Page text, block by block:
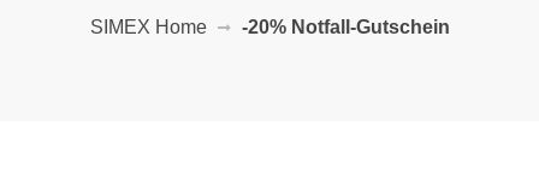
SIMEX Home -20% Notfall-Gutschein